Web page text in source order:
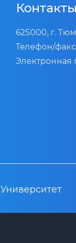
Контакты
625000, г.
Телефон/
Электронная